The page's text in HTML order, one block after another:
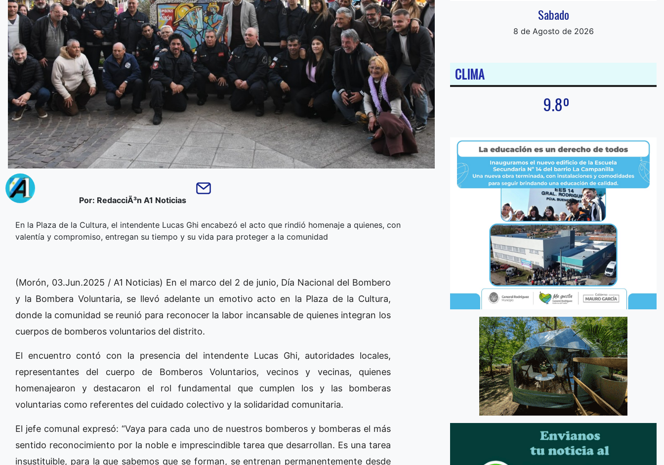
Por: RedacciÃ³n A1 Noticias
En la Plaza de la Cultura, el intendente Lucas Ghi encabezó el acto que rindió homenaje a quienes, con
valentía y compromiso, entregan su tiempo y su vida para proteger a la comunidad
(Morón, 03.Jun.2025 / A1 Noticias) En el marco del 2 de junio, Día Nacional del Bombero
y la Bombera Voluntaria, se llevó adelante un emotivo acto en la Plaza de la Cultura,
donde la comunidad se reunió para reconocer la labor incansable de quienes integran los
cuerpos de bomberos voluntarios del distrito.
El encuentro contó con la presencia del intendente Lucas Ghi, autoridades locales,
representantes del cuerpo de Bomberos Voluntarios, vecinos y vecinas, quienes
homenajearon y destacaron el rol fundamental que cumplen los y las bomberas
voluntarias como referentes del cuidado colectivo y la solidaridad comunitaria.
El jefe comunal expresó: “Vaya para cada uno de nuestros bomberos y bomberas el más
sentido reconocimiento por la noble e imprescindible tarea que desarrollan. Es una tarea
insustituible, para la que sabemos que se forman, se entrenan permanentemente desde
Sabado
8 de Agosto de 2026
CLIMA
9.8º